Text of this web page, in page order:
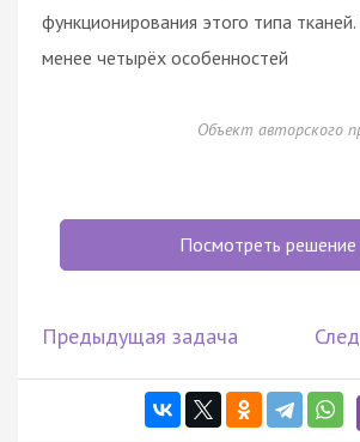
функционирования этого типа
менее четырёх особенностей
Объект авторского
Посмотреть решение
Предыдущая задача